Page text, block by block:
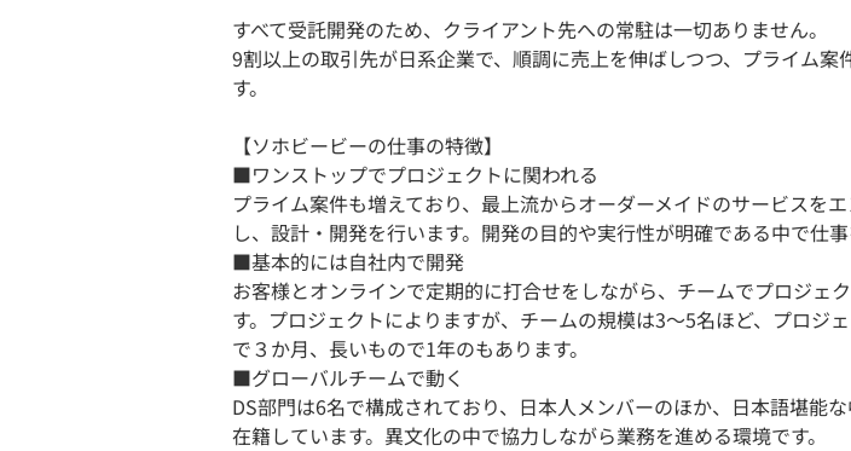
すべて受託開発のため、クライアント先への常駐は一切ありません。
9割以上の取引先が日系企業で、順調に売上を伸ばしつつ、プライム案
す。
【ソホビービーの仕事の特徴】
■ワンストップでプロジェクトに関われる
プライム案件も増えており、最上流からオーダーメイドのサービスを
し、設計・開発を行います。開発の目的や実行性が明確である中で仕事
■基本的には自社内で開発
お客様とオンラインで定期的に打合せをしながら、チームでプロジェ
す。プロジェクトによりますが、チームの規模は3～5名ほど、プロジ
で３か月、長いもので1年のもあります。
■グローバルチームで動く
DS部門は6名で構成されており、日本人メンバーのほか、日本語堪能
在籍しています。異文化の中で協力しながら業務を進める環境です。